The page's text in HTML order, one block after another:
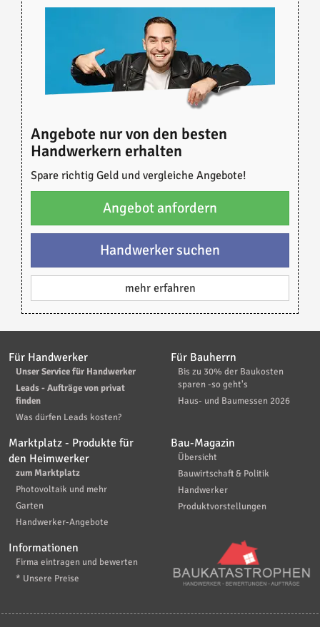
Angebote nur von den besten
Handwerkern erhalten
Spare richtig Geld und vergleiche Angebote!
Angebot anfordern
Handwerker suchen
mehr erfahren
Für Handwerker
Unser Service für Handwerker
Leads - Aufträge von privat
finden
Was dürfen Leads kosten?
Für Bauherrn
Bis zu 30% der Baukosten
sparen -so geht's
Haus- und Baumessen 2026
Marktplatz - Produkte für
den Heimwerker
zum Marktplatz
Photovoltaik und mehr
Garten
Handwerker-Angebote
Bau-Magazin
Übersicht
Bauwirtschaft & Politik
Handwerker
Produktvorstellungen
Informationen
Firma eintragen und bewerten
* Unsere Preise